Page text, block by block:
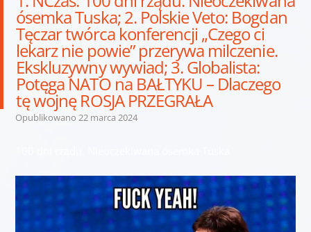
ósemka Tuska; 2. Polskie Veto: Bogdan
Tęczar twórca konferencji „Czego ci
lekarz nie powie” przerywa milczenie.
Ekskluzywny wywiad; 3. Globalista:
Potęga NATO na BAŁTYKU – Dlaczego
tę wojnę ROSJA PRZEGRAŁA
Opublikowano 22 marca 2024